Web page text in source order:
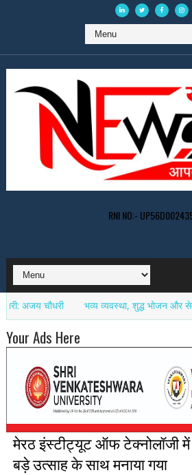
RNI NO:-
भव्य व्यवस्था, शुद्ध भोजन और सेवा का
Your Ads Here
मेरठ इंस्टीट्यूट ऑफ टेक्नोलॉजी में
बड़े उत्साह के साथ मनाया गया